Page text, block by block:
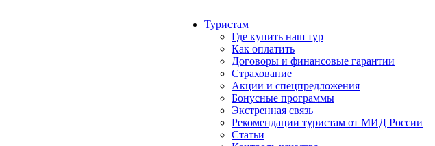
Туристам
Где купить наш тур
Как оплатить
Договоры и финансовые гарантии
Страхование
Акции и спецпредложения
Бонусные программы
Экстренная связь
Рекомендации туристам от МИД России
Статьи